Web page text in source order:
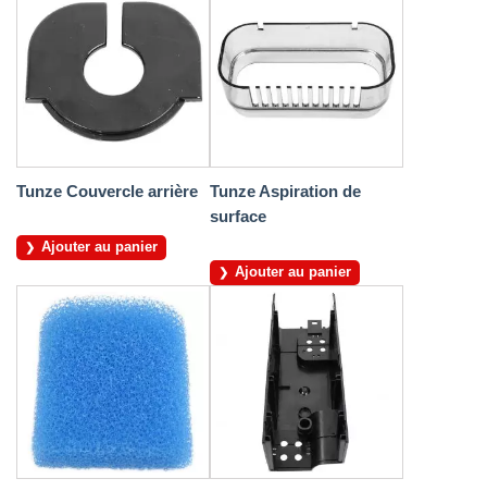
Tunze Couvercle arrière
Ajouter au panier
Tunze Aspiration de
surface
Ajouter au panier